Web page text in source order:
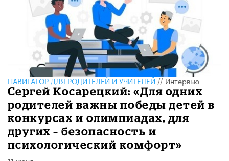
НАВИГАТОР ДЛЯ РОДИТЕЛЕЙ И УЧИТЕЛЕЙ//Интервью
Сергей Косарецкий: «Для одних
родителей важны победы детей в
конкурсах и олимпиадах, для
других – безопасность и
психологический комфорт»